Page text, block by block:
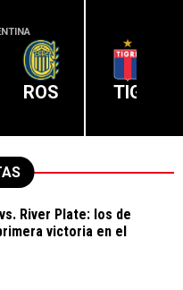
ROS TIG
River Plate: los de
victoria en el